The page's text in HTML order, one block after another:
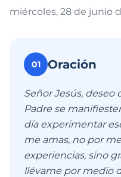
miércoles, 28 de junio
01 Oración
Señor Jesús,
Padre se
día experimentar
me amas, no por
experiencias, sino
llévame por medio